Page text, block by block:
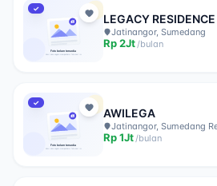
✓
LEGACY
SYARIAH
Jatinangor, Sumedang
Rp2Jt/bulan
✓
AWILEGA
Jatinangor, Sumedang
Rp1Jt/bulan